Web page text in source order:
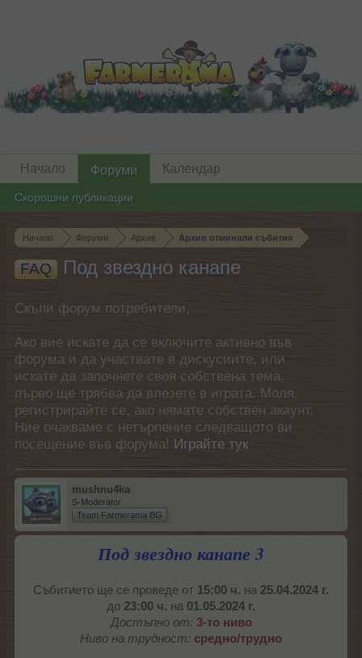
Начало Форуми Архив Архив отминали събития
FAQ Под звездно канапе
Скъпи форум потребители,
Ако вие искате да се включите активно във
форума и да участвате в дискусиите, или
искате да започнете своя собствена тема,
първо ще трябва да влезете в играта. Моля,
регистрирайте се, ако нямате собствен акаунт.
Ние очакваме с нетърпение следващото ви
посещение във форума! Играйте тук
mushnu4ka
S-Moderator
Team Farmerama BG
Под звездно канапе 3
Събитието ще се проведе от 15:00 ч. на 25.04.2024 г.
до 23:00 ч. на 01.05.2024 г.
Достъпно от: 3-то ниво
Ниво на трудност: средно/трудно
Начало Форуми
Скорошни публикации
Календар